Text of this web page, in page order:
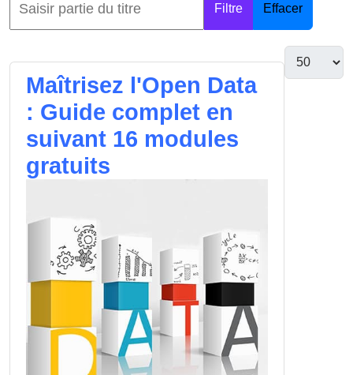
Filtre Effacer
Maîtrisez l'Open Data
: Guide complet en
suivant 16 modules
gratuits